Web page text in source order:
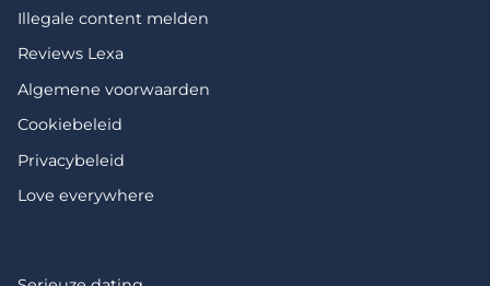
Illegale content melden
Reviews Lexa
Algemene voorwaarden
Cookiebeleid
Privacybeleid
Love everywhere